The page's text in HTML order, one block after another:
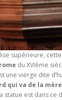
supérieure,
du XVIème
une vierge dite
qui va de la
statue est dans ce